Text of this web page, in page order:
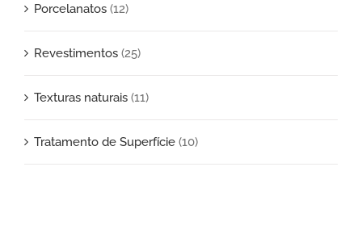
Porcelanatos (12)
Revestimentos (25)
Texturas naturais (11)
Tratamento de Superfície (10)